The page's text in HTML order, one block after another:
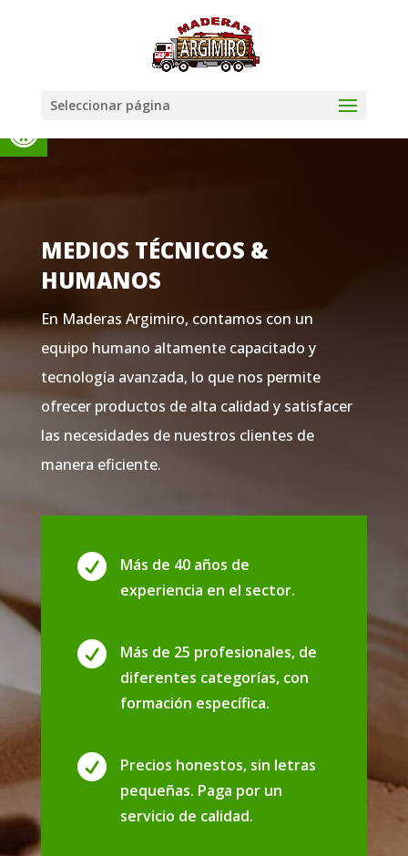
Abrir barra de herramientas
Seleccionar página
MEDIOS TÉCNICOS &
HUMANOS
En Maderas Argimiro, contamos con un
equipo humano altamente capacitado y
tecnología avanzada, lo que nos permite
ofrecer productos de alta calidad y satisfacer
las necesidades de nuestros clientes de
manera eficiente.

Más de 40 años de
experiencia en el sector.

Más de 25 profesionales, de
diferentes categorías, con
formación específica.

Precios honestos, sin letras
pequeñas. Paga por un
servicio de calidad.